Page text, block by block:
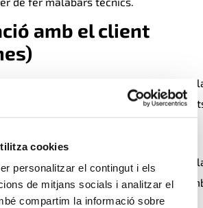
cookies
personalitzar el contingut i els
de mitjans socials i analitzar el
compartim la informació sobre
amb el client
més delicats: quan el client veu
Però gràcies a Zausen,
i comentar
sobre la versió real de
ràpidament. Res de correus
imaginava així’.